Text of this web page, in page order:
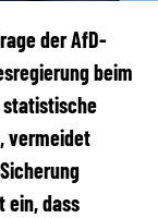
der AfD-
beim
statistische
vermeidet
ein, dass